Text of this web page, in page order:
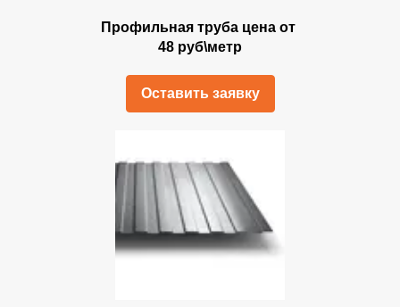
Профильная труба цена от
48 руб\метр
Оставить заявку